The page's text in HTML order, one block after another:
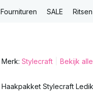
Fournituren SALE Ritsen
Merk: Stylecraft Bekijk
Haakpakket Stylecraft